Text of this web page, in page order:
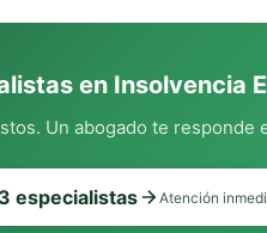
en Insolvencia
Un abogado te responde
especialistas Atención